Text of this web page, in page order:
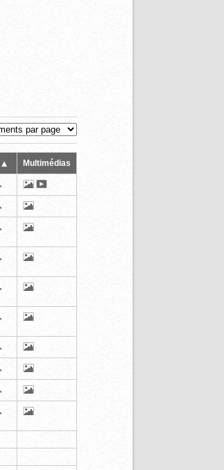
Multimédias